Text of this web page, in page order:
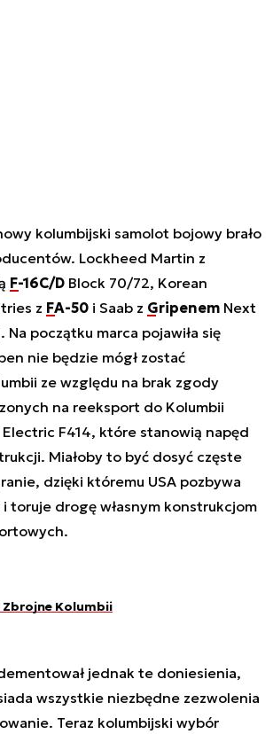
kolumbijski samolot bojowy brało
Lockheed Martin z
F-16C/D Block 70/72, Korean
z FA-50 i Saab z Gripenem Next
Na początku marca pojawiła się
nie będzie mógł zostać
ze względu na brak zgody
na reeksport do Kolumbii
F414, które stanowią napęd
Miałoby to być dosyć częste
dzięki któremu USA pozbywa
toruje drogę własnym konstrukcjom
Zbrojne Kolumbii
jednak te doniesienia,
wszystkie niezbędne zezwolenia
Teraz kolumbijski wybór